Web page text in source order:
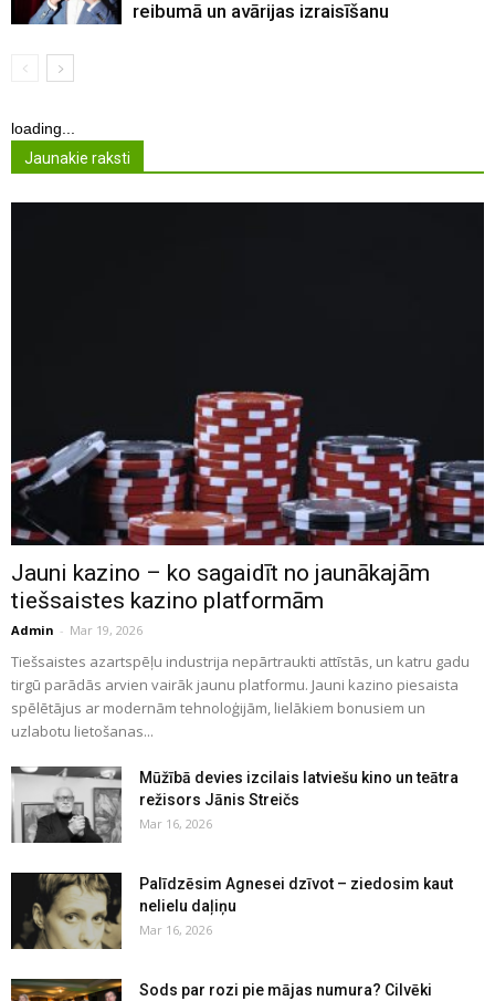
reibumā un avārijas izraisīšanu
loading...
Jaunakie raksti
Jauni kazino – ko sagaidīt no jaunākajām
tiešsaistes kazino platformām
Admin - Mar 19, 2026
Tiešsaistes azartspēļu industrija nepārtraukti attīstās, un katru gadu
tirgū parādās arvien vairāk jaunu platformu. Jauni kazino piesaista
spēlētājus ar modernām tehnoloģijām, lielākiem bonusiem un
uzlabotu lietošanas...
Mūžībā devies izcilais latviešu kino un teātra
režisors Jānis Streičs
Mar 16, 2026
Palīdzēsim Agnesei dzīvot – ziedosim kaut
nelielu daļiņu
Mar 16, 2026
Sods par rozi pie mājas numura? Cilvēki